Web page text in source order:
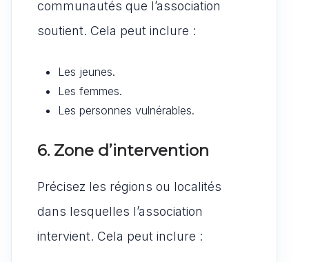
communautés que l’association
soutient. Cela peut inclure :
Les jeunes.
Les femmes.
Les personnes vulnérables.
6. Zone d’intervention
Précisez les régions ou localités
dans lesquelles l’association
intervient. Cela peut inclure :